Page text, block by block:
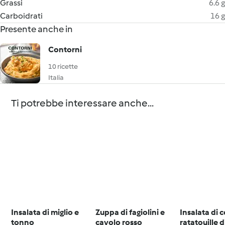
Grassi
6.6 g
Carboidrati
16 g
Presente anche in
Contorni
10 ricette
Italia
Ti potrebbe interessare anche...
Insalata di miglio e
tonno
Zuppa di fagiolini e
cavolo rosso
Insalata di
ratatouille